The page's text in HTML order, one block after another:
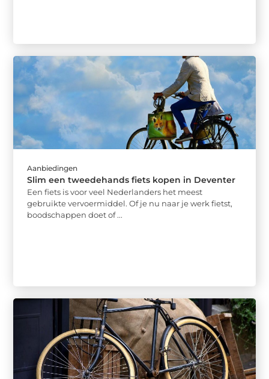
Aanbiedingen
Slim een tweedehands fiets kopen in Deventer
Een fiets is voor veel Nederlanders het meest
gebruikte vervoermiddel. Of je nu naar je werk fietst,
boodschappen doet of ...